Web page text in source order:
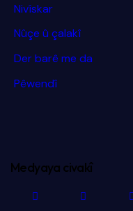
Nivîskar
Nûçe û çalakî
Der barê me da
Pêwendî
Medyaya civakî